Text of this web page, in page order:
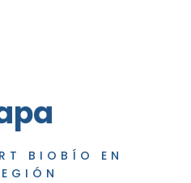
BIOBÍO EN